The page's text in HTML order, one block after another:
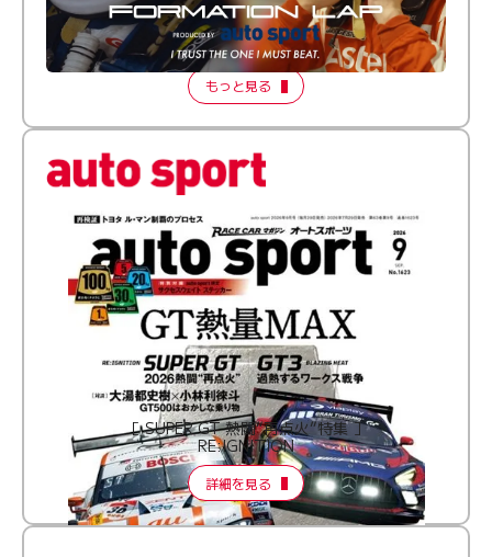
倒す相手を、信じてる。小林利徠斗 × 野村勇斗
【FORMATION LAP Produced by auto sport】
2026 Episode 2
もっと見る
［ SUPER GT 熱闘“再点火”特集 ］
RE:IGNITION
詳細を見る